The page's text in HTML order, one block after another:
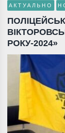
АКТУАЛЬНО
РОКУ-2024»